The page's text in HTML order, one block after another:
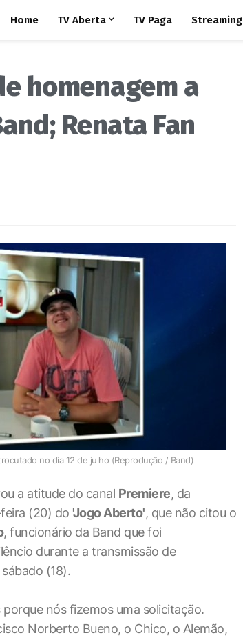
Home TV Aberta TV Paga Streaming
homenagem a
Renata Fan
no dia 12 de julho (Reprodução / Band)
a atitude do canal Premiere, da
(20) do 'Jogo Aberto', que não citou o
, funcionário da Band que foi
durante a transmissão de
(18).
nós fizemos uma solicitação.
Norberto Bueno, o Chico, o Alemão,